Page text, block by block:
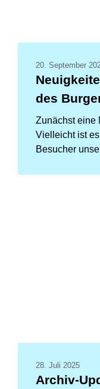
20. September
des
Zunächst eine
Vielleicht ist
Besucher
28. Juli 2025
Archiv-